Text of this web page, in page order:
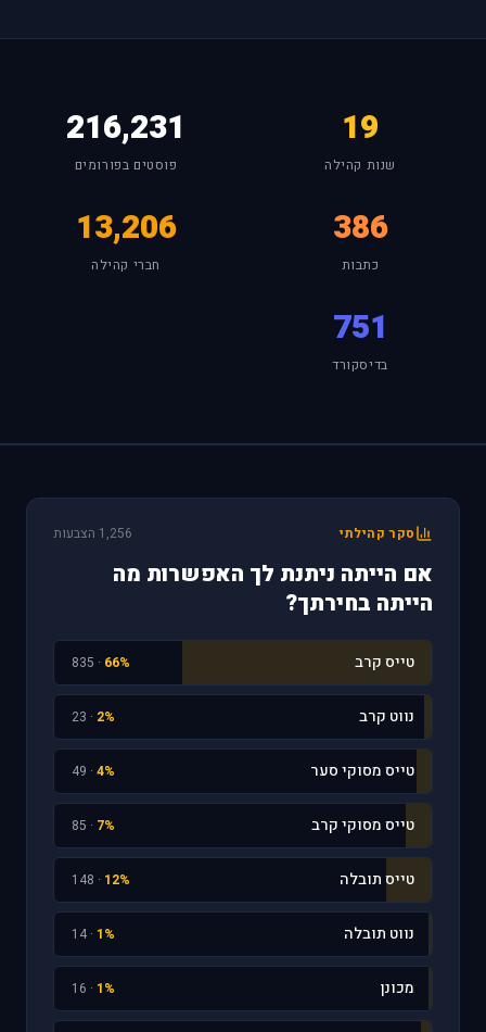
19
שנות קהילה
216,231
פוסטים בפורומים
386
כתבות
13,206
חברי קהילה
751
בדיסקורד
סקר קהילתי 1,256 הצבעות
אם הייתה ניתנת לך האפשרות מה
הייתה בחירתך?
טייס קרב 66%
· 835
נווט קרב 2%
· 23
טייס מסוקי סער 4%
· 49
טייס מסוקי קרב 7%
· 85
טייס תובלה 12%
· 148
נווט תובלה 1%
· 14
מכונן 1%
· 16